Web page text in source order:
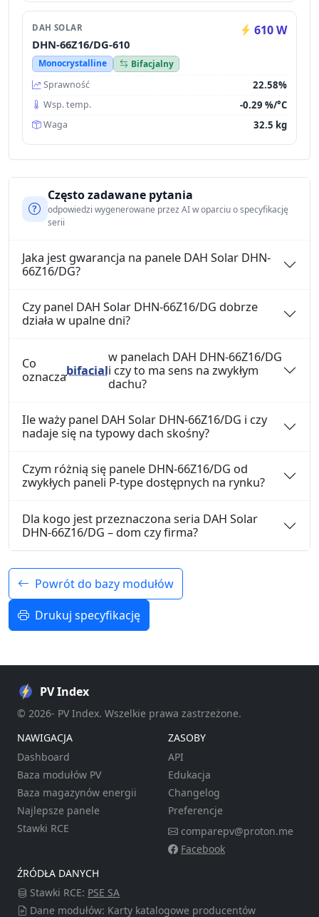
DAH SOLAR 610 W
DHN-66Z16/DG-610
Monocrystalline
Bifacjalny
Sprawność
22.58%
Wsp. temp. -0.29 %/°C
Waga 32.5 kg
Często zadawane pytania
odpowiedzi wygenerowane przez AI w oparciu o specyfikację
serii
Jaka jest gwarancja na panele DAH Solar DHN-
66Z16/DG?
Czy panel DAH Solar DHN-66Z16/DG dobrze
działa w upalne dni?
Co
oznaczabifacial
w panelach DAH DHN-66Z16/DG
i czy to ma sens na zwykłym
dachu?
Ile waży panel DAH Solar DHN-66Z16/DG i czy
nadaje się na typowy dach skośny?
Czym różnią się panele DHN-66Z16/DG od
zwykłych paneli P-type dostępnych na rynku?
Dla kogo jest przeznaczona seria DAH Solar
DHN-66Z16/DG – dom czy firma?
Powrót do bazy modułów
Drukuj specyfikację
PV Index
© 2026- PV Index. Wszelkie prawa zastrzeżone.
NAWIGACJA
Dashboard
Baza modułów PV
Baza magazynów energii
Najlepsze panele
Stawki RCE
ZASOBY
API
Edukacja
Changelog
Preferencje
comparepv@proton.me
Facebook
ŹRÓDŁA DANYCH
Stawki RCE: PSE SA
Dane modułów: Karty katalogowe producentów